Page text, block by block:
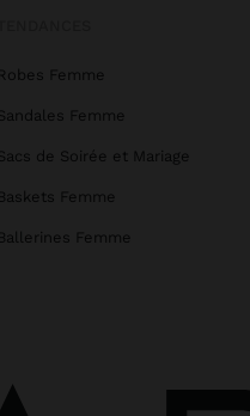
Robes Femme
Femme
de Soirée et Mariage
Baskets Femme
Ballerines Femme